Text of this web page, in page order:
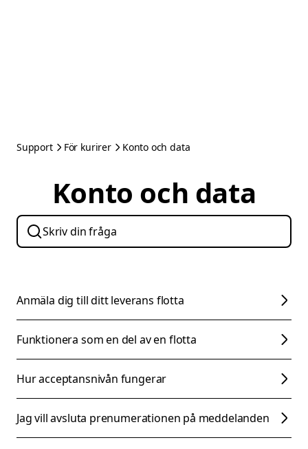
Support För kurirer Konto och data
Konto och data
Anmäla dig till ditt leverans flotta
Funktionera som en del av en flotta
Hur acceptansnivån fungerar
Jag vill avsluta prenumerationen på meddelanden